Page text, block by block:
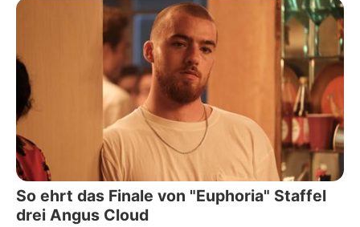
So ehrt das Finale von "Euphoria" Staffel
drei Angus Cloud